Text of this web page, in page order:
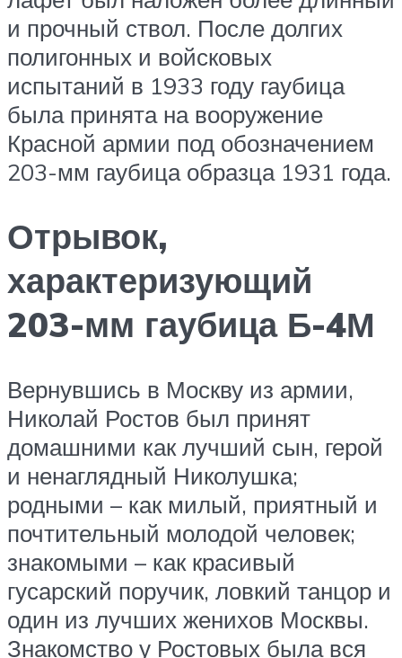
и прочный ствол. После долгих
полигонных и войсковых
испытаний в 1933 году гаубица
была принята на вооружение
Красной армии под обозначением
203-мм гаубица образца 1931 года.
Отрывок,
характеризующий
203-мм гаубица Б-4М
Вернувшись в Москву из армии,
Николай Ростов был принят
домашними как лучший сын, герой
и ненаглядный Николушка;
родными – как милый, приятный и
почтительный молодой человек;
знакомыми – как красивый
гусарский поручик, ловкий танцор и
один из лучших женихов Москвы.
Знакомство у Ростовых была вся